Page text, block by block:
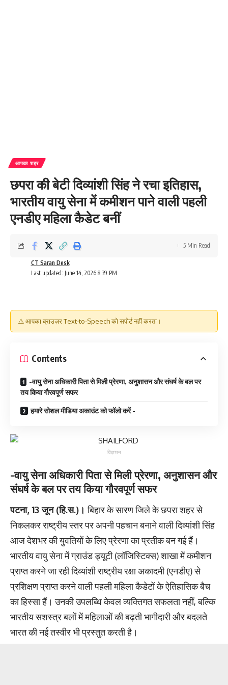
आपका शहर
छपरा की बेटी दिव्यांशी सिंह ने रचा इतिहास,
भारतीय वायु सेना में कमीशन पाने वाली पहली
एनडीए महिला कैडेट बनीं
Last updated: June 14, 2026 8:39 PM
CT Saran Desk
5 Min Read
⚠️ आपका ब्राउज़र Text-to-Speech को सपोर्ट नहीं करता।
Contents
-वायु सेना अधिकारी पिता से मिली प्रेरणा, अनुशासन और संघर्ष के बल पर
तय किया गौरवपूर्ण सफर
हमारे सोशल मीडिया अकाउंट को फॉलो करें -
विज्ञापन
-वायु सेना अधिकारी पिता से मिली प्रेरणा, अनुशासन और
संघर्ष के बल पर तय किया गौरवपूर्ण सफर
पटना, 13 जून (हि.स.)।बिहार के सारण जिले के छपरा शहर से
निकलकर राष्ट्रीय स्तर पर अपनी पहचान बनाने वाली दिव्यांशी सिंह
आज देशभर की युवतियों के लिए प्रेरणा का प्रतीक बन गई हैं।
भारतीय वायु सेना में ग्राउंड ड्यूटी (लॉजिस्टिक्स) शाखा में कमीशन
प्राप्त करने जा रही दिव्यांशी राष्ट्रीय रक्षा अकादमी (एनडीए) से
प्रशिक्षण प्राप्त करने वाली पहली महिला कैडेटों के ऐतिहासिक बैच
का हिस्सा हैं। उनकी उपलब्धि केवल व्यक्तिगत सफलता नहीं, बल्कि
भारतीय सशस्त्र बलों में महिलाओं की बढ़ती भागीदारी और बदलते
भारत की नई तस्वीर भी प्रस्तुत करती है।